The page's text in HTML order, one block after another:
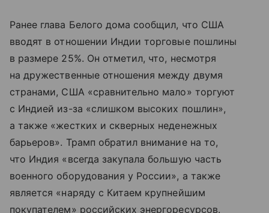
Ранее глава Белого дома сообщил, что США
вводят в отношении Индии торговые пошлины
в размере 25%. Он отметил, что, несмотря
на дружественные отношения между двумя
странами, США «сравнительно мало» торгуют
с Индией из-за «слишком высоких пошлин»,
а также «жестких и скверных неденежных
барьеров». Трамп обратил внимание на то,
что Индия «всегда закупала большую часть
военного оборудования у России», а также
является «наряду с Китаем крупнейшим
покупателем» российских энергоресурсов.